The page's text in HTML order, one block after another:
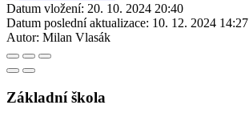
Datum vložení: 20. 10. 2024 20:40
Datum poslední aktualizace: 10. 12. 2024 14:27
Autor: Milan Vlasák
Základní škola